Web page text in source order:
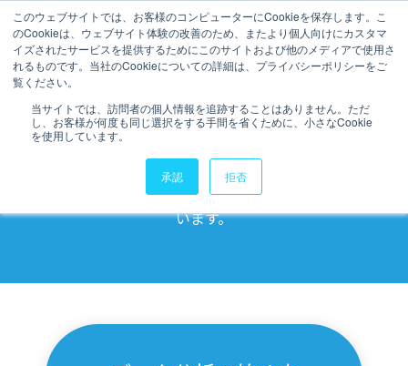
このウェブサイトでは、お客様のコンピューターにCookieを保存します。こ
のCookieは、ウェブサイト体験の改善のため、またより個人向けにカスタマ
イズされたサービスを提供するためにこのサイトおよび他のメディアで使用さ
れるものです。当社のCookieについての詳細は、プライバシーポリシーをご
覧ください。
当サイトでは、訪問者の個人情報を追跡することはありません。ただ
し、お客様が何度も同じ選択をする手間を省くために、小さなCookie
を使用しています。
承認 拒否
データ活用ブログ
データ活用
信しています。
弊社のノウハウを詰め込んだお役立ち記事を掲載して
います。